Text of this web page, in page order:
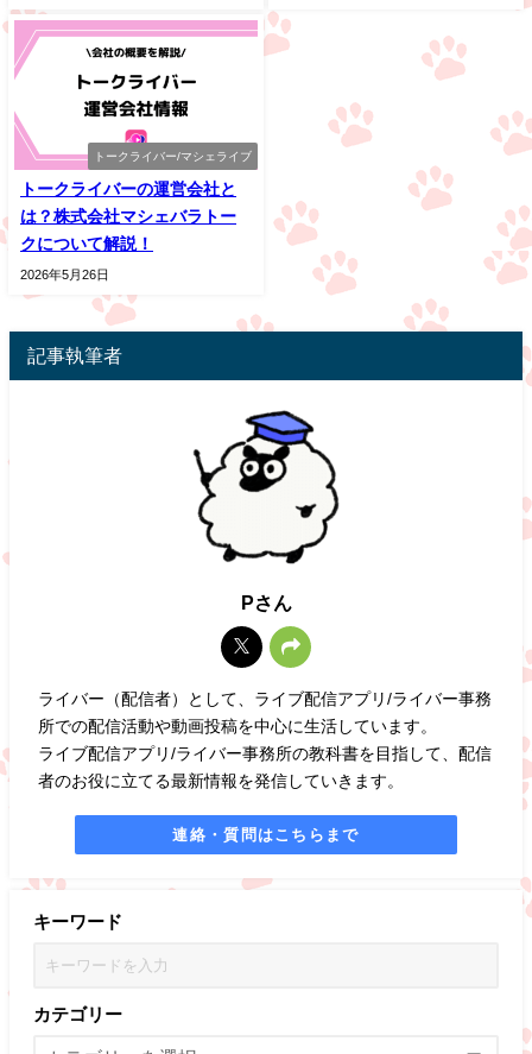
トークライバー/マシェライブ
トークライバーの運営会社と
は？株式会社マシェバラトー
クについて解説！
2026年5月26日
記事執筆者
Pさん
ライバー（配信者）として、ライブ配信アプリ/ライバー事務
所での配信活動や動画投稿を中心に生活しています。
ライブ配信アプリ/ライバー事務所の教科書を目指して、配信
者のお役に立てる最新情報を発信していきます。
連絡・質問はこちらまで
キーワード
カテゴリー